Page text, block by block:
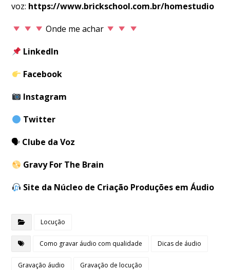
voz: https://www.brickschool.com.br/homestudio
Onde me achar
LinkedIn
Facebook
Instagram
Twitter
🗣 Clube da Voz
Gravy For The Brain
Site da Núcleo de Criação Produções em Áudio
Locução
Como gravar áudio com qualidade Dicas de áudio
Gravação áudio Gravação de locução